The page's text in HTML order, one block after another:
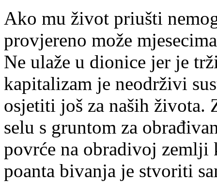
Ako mu život priušti
provjereno može
Ne ulaže u dionice jer je
kapitalizam je neodrživi
osjetiti još za naših života.
selu s gruntom za
povrće na obradivoj
poanta bivanja je stvoriti